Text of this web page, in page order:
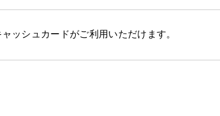
ッシュカードがご利用いただけます。